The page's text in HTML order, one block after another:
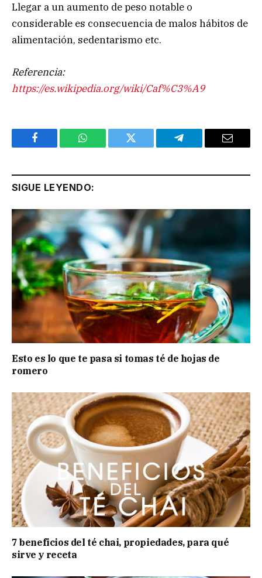
Llegar a un aumento de peso notable o
considerable es consecuencia de malos hábitos de
alimentación, sedentarismo etc.
Referencia:
https://es.wikipedia.org/wiki/Caf%C3%A9
Facebook WhatsApp Twitter Telegram Email
SIGUE LEYENDO:
Esto es lo que te pasa si tomas té de hojas de
romero
7 beneficios del té chai, propiedades, para qué
sirve y receta